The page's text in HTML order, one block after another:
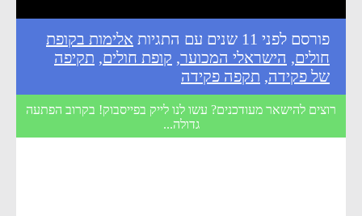
פורסם לפני 11 שנים עם התגיות
אלימות בקופת
חולים, הישראלי המכוער, קופת חולים, תקיפה
של פקידה, תקפה פקידה
רוצים להישאר מעודכנים? עשו לנו לייק בפייסבוק! בקרוב הפתעה
גדולה...